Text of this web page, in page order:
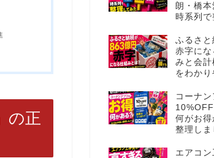
の正
朗・橋
時系列
ふるさ
赤字にな
みと会
をわかり
コーナ
何がお
整理しま
エアコ